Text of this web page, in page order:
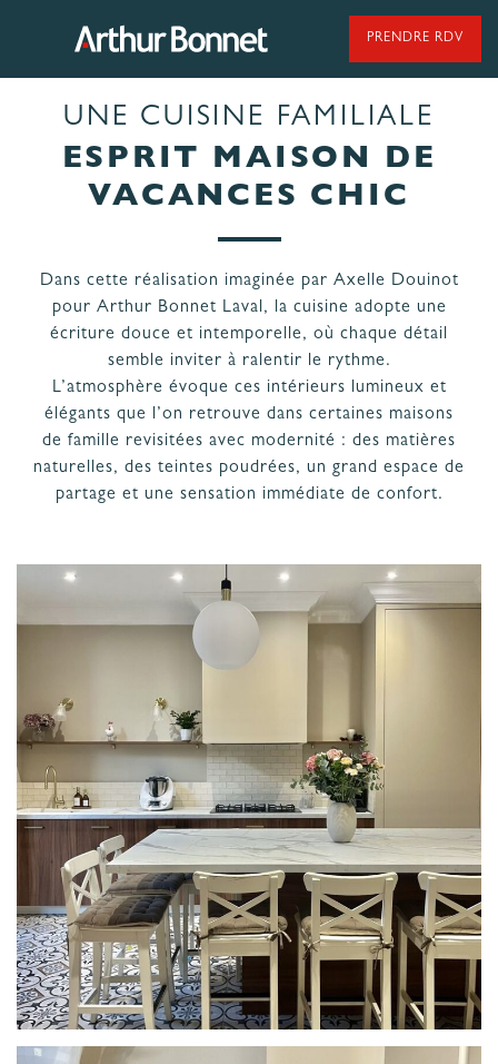
NOS MODÈLES DE CUISINES
NOS CUISINES FABRIQUÉES EN VENDÉE
LES ÉTAPES
DE VOTRE
NOS
ENGAGEMENTS
PRENDRE RDV
UNE CUISINE FAMILIALE
ESPRIT MAISON DE
VACANCES CHIC
Dans cette réalisation imaginée par Axelle Douinot
pour Arthur Bonnet Laval, la cuisine adopte une
écriture douce et intemporelle, où chaque détail
semble inviter à ralentir le rythme.
L’atmosphère évoque ces intérieurs lumineux et
élégants que l’on retrouve dans certaines maisons
de famille revisitées avec modernité : des matières
naturelles, des teintes poudrées, un grand espace de
partage et une sensation immédiate de confort.